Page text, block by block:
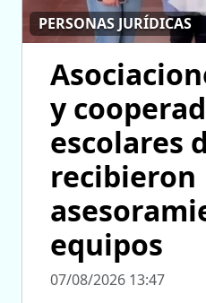
PERSONAS JURÍDICAS
y
escolares
recibieron
equipos
07/08/2026 13:47